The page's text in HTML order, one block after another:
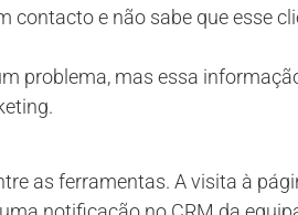
contacto e não sabe que esse
problema, mas essa
as ferramentas. A visita à